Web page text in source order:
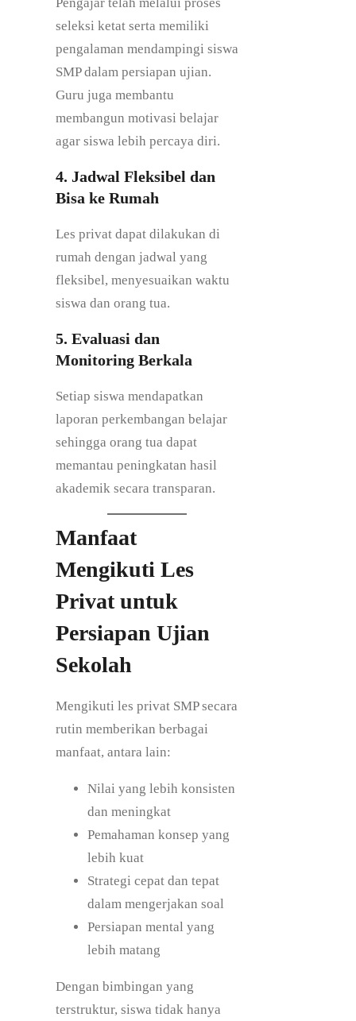
seleksi ketat serta memiliki
pengalaman mendampingi siswa
SMP dalam persiapan ujian.
Guru juga membantu
membangun motivasi belajar
agar siswa lebih percaya diri.
4. Jadwal Fleksibel dan
Bisa ke Rumah
Les privat dapat dilakukan di
rumah dengan jadwal yang
fleksibel, menyesuaikan waktu
siswa dan orang tua.
5. Evaluasi dan
Monitoring Berkala
Setiap siswa mendapatkan
laporan perkembangan belajar
sehingga orang tua dapat
memantau peningkatan hasil
akademik secara transparan.
Manfaat
Mengikuti Les
Privat untuk
Persiapan Ujian
Sekolah
Mengikuti les privat SMP secara
rutin memberikan berbagai
manfaat, antara lain:
Nilai yang lebih konsisten
dan meningkat
Pemahaman konsep yang
lebih kuat
Strategi cepat dan tepat
dalam mengerjakan soal
Persiapan mental yang
lebih matang
Dengan bimbingan yang
terstruktur, siswa tidak hanya